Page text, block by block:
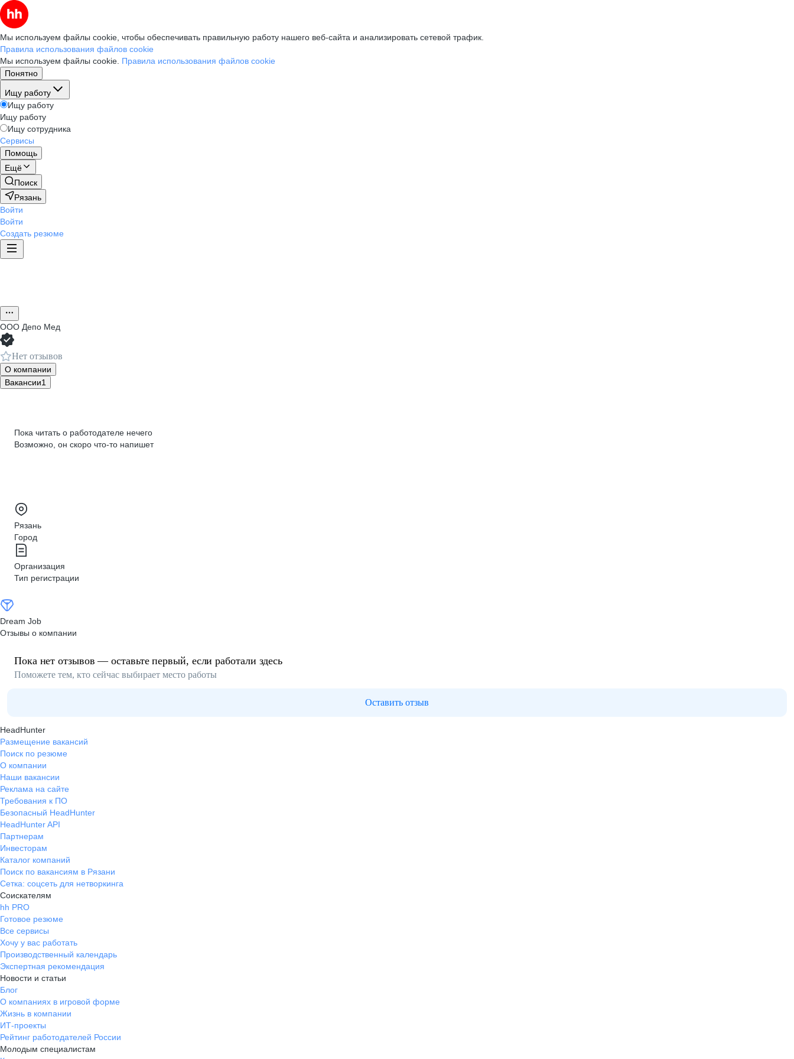
Мы используем файлы cookie, чтобы обеспечивать правильную работу нашего веб-сайта и анализировать сетевой трафик.
Правила использования файлов cookie
Мы используем файлы cookie. Правила использования файлов cookie
Понятно
Ищу работу
Ищу работу
Ищу работу
Ищу сотрудника
Сервисы
Помощь
Ещё
Поиск
Рязань
Войти
Войти
Создать резюме
ООО Депо Мед
Нет отзывов
О компании
Вакансии1
Пока читать о работодателе нечего
Возможно, он скоро что‑то напишет
Рязань
Город
Организация
Тип регистрации
Dream Job
Отзывы о компании
Пока нет отзывов — оставьте первый, если работали здесь
Поможете тем, кто сейчас выбирает место работы
Оставить отзыв
HeadHunter
Размещение вакансий
Поиск по резюме
О компании
Наши вакансии
Реклама на сайте
Требования к ПО
Безопасный HeadHunter
HeadHunter API
Партнерам
Инвесторам
Каталог компаний
Поиск по вакансиям в Рязани
Сетка: соцсеть для нетворкинга
Соискателям
hh PRO
Готовое резюме
Все сервисы
Хочу у вас работать
Производственный календарь
Экспертная рекомендация
Новости и статьи
Блог
О компаниях в игровой форме
Жизнь в компании
ИТ-проекты
Рейтинг работодателей России
Молодым специалистам